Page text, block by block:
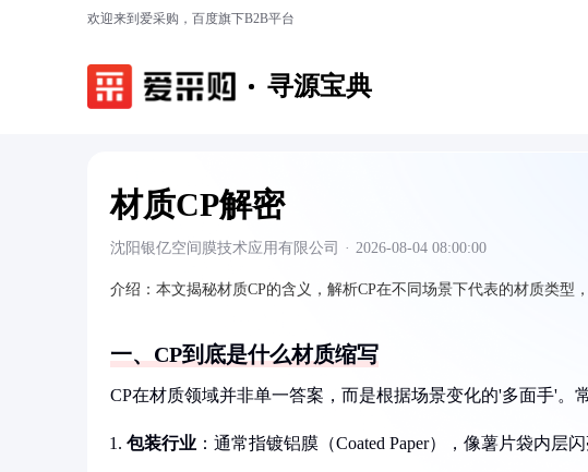
欢迎来到爱采购，百度旗下B2B平台
寻源宝典
材质CP解密
沈阳银亿空间膜技术应用有限公司 · 2026-08-04 08:00:00
介绍： 本文揭秘材质CP的含义，解析CP在不同场景下代表的材质类型
一、CP到底是什么材质缩写
CP在材质领域并非单一答案，而是根据场景变化的'多面手'。
包装行业 ：通常指镀铝膜（Coated Paper），像薯片袋内层